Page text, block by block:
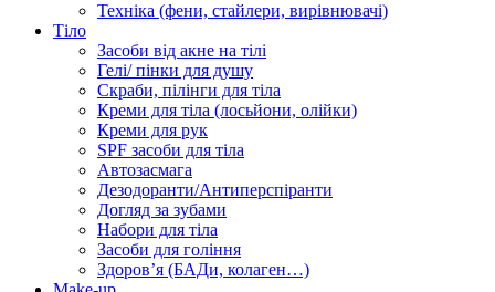
Техніка (фени, стайлери, вирівнювачі)
Тіло
Засоби від акне на тілі
Гелі/ пінки для душу
Скраби, пілінги для тіла
Креми для тіла (лосьйони, олійки)
Креми для рук
SPF засоби для тіла
Автозасмага
Дезодоранти/Антиперспіранти
Догляд за зубами
Набори для тіла
Засоби для гоління
Здоровʼя (БАДи, колаген…)